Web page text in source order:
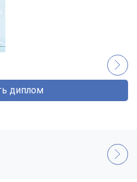
диплом